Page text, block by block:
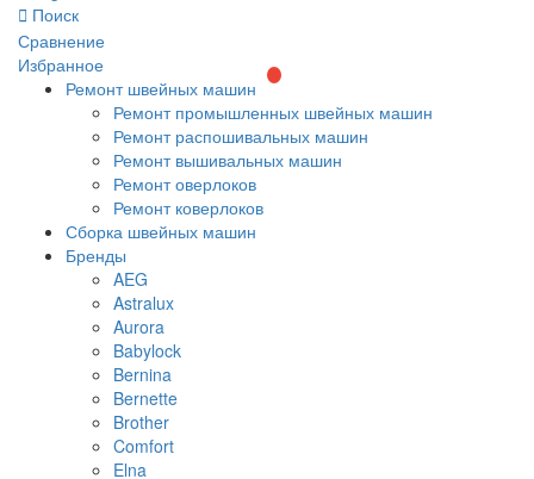
Поиск
Сравнение
Избранное
Ремонт швейных машин
Ремонт промышленных швейных машин
Ремонт распошивальных машин
Ремонт вышивальных машин
Ремонт оверлоков
Ремонт коверлоков
Сборка швейных машин
Бренды
AEG
Astralux
Aurora
Babylock
Bernina
Bernette
Brother
Comfort
Elna